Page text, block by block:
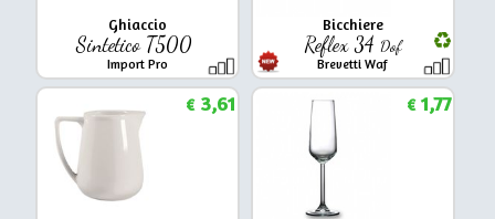
Ghiaccio
Sintetico T500
Import Pro
Bicchiere
Reflex 34 Dof
Brevetti Waf
€3,61 €1,77